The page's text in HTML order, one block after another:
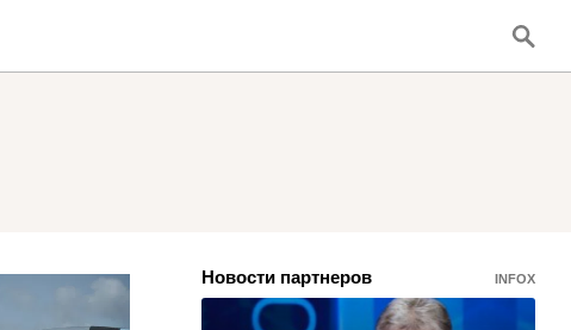
Новости партнеров INFOX